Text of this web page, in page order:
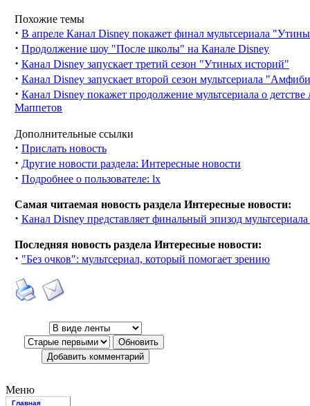
Похожие темы
· В апреле Канал Disney покажет финал мультсериала
· Продолжение шоу "После школы" на Канале Disney
· Канал Disney запускает третий сезон "Утиных историй"
· Канал Disney запускает второй сезон мультсериала
· Канал Disney покажет продолжение мультсериала о детстве
Маппетов
Дополнительные ссылки
· Прислать новость
· Другие новости раздела: Интересные новости
· Подробнее о пользователе: lx
Самая читаемая новость раздела Интересные новости:
· Канал Disney представляет финальный эпизод
Последняя новость раздела Интересные новости:
· "Без очков": мультсериал, который помогает зрению
Меню
Главная